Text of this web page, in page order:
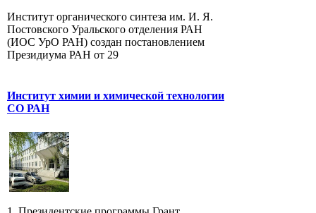
Институт органического синтеза им. И. Я.
Постовского Уральского отделения РАН
(ИОС УрО РАН) создан постановлением
Президиума РАН от 29
Институт химии и химической технологии
СО РАН